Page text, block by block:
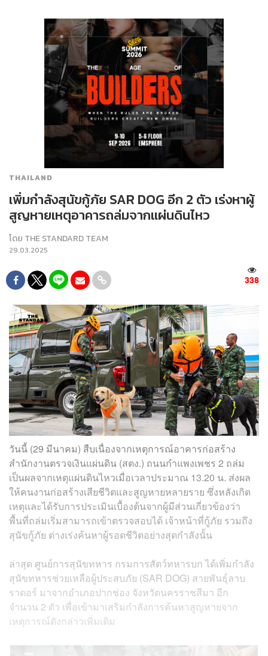
THAILAND
เพิ่มกำลังสุนัขกู้ภัย SAR DOG อีก 2 ตัว เร่งหาผู้
สูญหายเหตุอาคารถล่มจากแผ่นดินไหว
โดย THE STANDARD TEAM
29.03.2025
338
วันนี้ (29 มีนาคม) สืบเนื่องจากเหตุการณ์อาคารก่อสร้าง
สำนักงานตรวจเงินแผ่นดิน (สตง.) ถนนกำแพงเพชร 2 ถล่ม
เป็นผลจากเหตุแผ่นดินไหวเมื่อเวลาประมาณ 13.20 น. ส่งผล
ให้คนงานก่อสร้างเสียชีวิตและสูญหายหลายราย ซึ่งหลังเกิด
เหตุและได้รับการประเมินเบื้องต้นจากผู้มีส่วนเกี่ยวข้องว่า
พื้นที่ถล่มเริ่มสามารถเข้าตรวจสอบได้ เจ้าหน้าที่กู้ภัย รวมถึง
สุนัขกู้ภัย ต่างเร่งค้นหาผู้รอดชีวิตอย่างสุดกำลังนั้น
ล่าสุด ศูนย์การสุนัขทหาร กรมการสัตว์ทหารบก ได้เพิ่มกำลัง
สุนัขทหารช่วยเหลือผู้ประสบภัย (SAR DOG) สายพันธุ์ลาบ
ราดอร์ มาจากอำเภอปากช่อง จังหวัดนครราชสีมา อีก
จำนวน 2 ตัว เพื่อเข้ามาเสริมกำลังการค้นหาสูญหายจาก
เหตุการณ์ดังกล่าวเพิ่มเติม